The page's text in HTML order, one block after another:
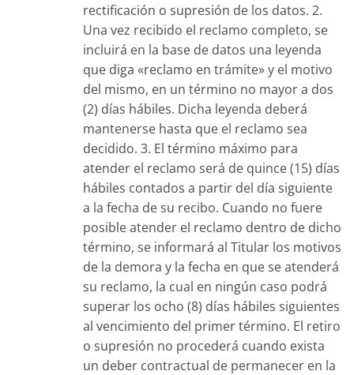
rectificación o supresión de los datos. 2.
Una vez recibido el reclamo completo, se
incluirá en la base de datos una leyenda
que diga «reclamo en trámite» y el motivo
del mismo, en un término no mayor a dos
(2) días hábiles. Dicha leyenda deberá
mantenerse hasta que el reclamo sea
decidido. 3. El término máximo para
atender el reclamo será de quince (15) días
hábiles contados a partir del día siguiente
a la fecha de su recibo. Cuando no fuere
posible atender el reclamo dentro de dicho
término, se informará al Titular los motivos
de la demora y la fecha en que se atenderá
su reclamo, la cual en ningún caso podrá
superar los ocho (8) días hábiles siguientes
al vencimiento del primer término. El retiro
o supresión no procederá cuando exista
un deber contractual de permanecer en la